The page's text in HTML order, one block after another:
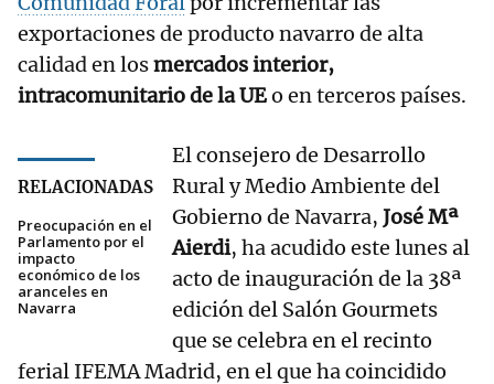
exportaciones de producto navarro de alta
calidad en losmercados interior,
intracomunitario de la UEo en terceros países.
RELACIONADAS
Preocupación en el
Parlamento por el
impacto
económico de los
aranceles en
Navarra
El consejero de Desarrollo
Rural y Medio Ambiente del
Gobierno de Navarra, José Mª
Aierdi, ha acudido este lunes al
acto de inauguración de la 38ª
edición del Salón Gourmets
que se celebra en el recinto
ferial IFEMA Madrid, en el que ha coincidido